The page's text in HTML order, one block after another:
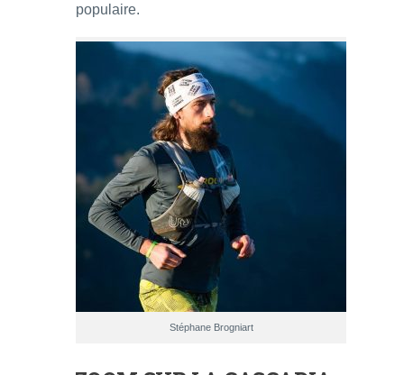
populaire.
Stéphane Brogniart